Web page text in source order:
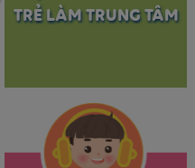
TRẺ LÀM TRUNG TÂM